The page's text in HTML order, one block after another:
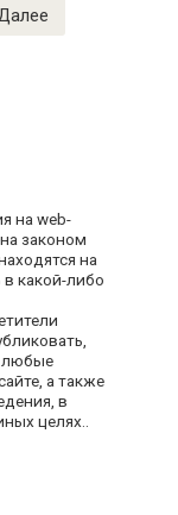
на web-
законом
на
какой-либо
любые
а также
в
целях..